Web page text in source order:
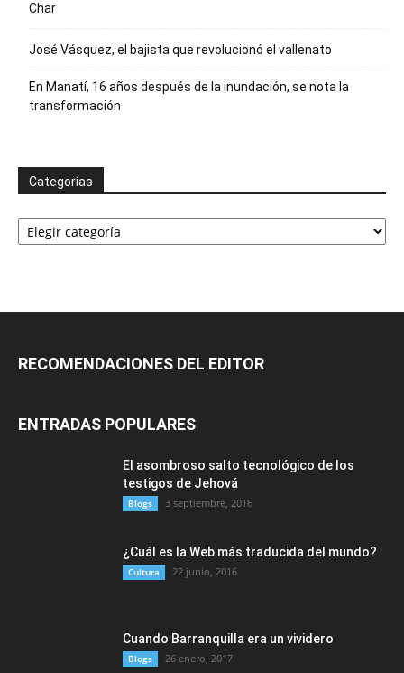
Char
José Vásquez, el bajista que revolucionó el vallenato
En Manatí, 16 años después de la inundación, se nota la
transformación
Categorías
Categorías
RECOMENDACIONES DEL EDITOR
ENTRADAS POPULARES
El asombroso salto tecnológico de los
testigos de Jehová
Blogs 3 septiembre, 2016
¿Cuál es la Web más traducida del mundo?
Cultura 22 junio, 2016
Cuando Barranquilla era un vividero
Blogs 26 enero, 2017